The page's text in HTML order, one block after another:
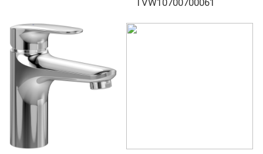
TVW10700700061